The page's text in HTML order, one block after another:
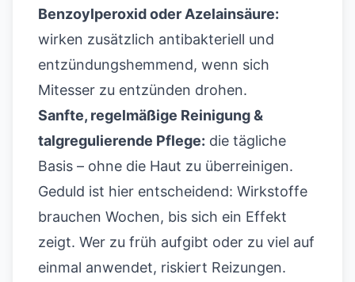
Benzoylperoxid oder Azelainsäure:
wirken zusätzlich antibakteriell und
entzündungshemmend, wenn sich
Mitesser zu entzünden drohen.
Sanfte, regelmäßige Reinigung &
talgregulierende Pflege: die tägliche
Basis – ohne die Haut zu überreinigen.
Geduld ist hier entscheidend: Wirkstoffe
brauchen Wochen, bis sich ein Effekt
zeigt. Wer zu früh aufgibt oder zu viel auf
einmal anwendet, riskiert Reizungen.